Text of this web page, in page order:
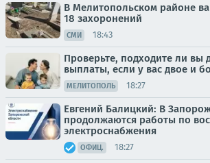
В Мелитопольском районе
18 захоронений
СМИ 18:43
Проверьте, подходите ли вы
выплаты, если у вас двое и
МЕЛИТОПОЛЬ 18:27
Евгений Балицкий: В
продолжаются работы по
электроснабжения
ОФИЦ. 18:27